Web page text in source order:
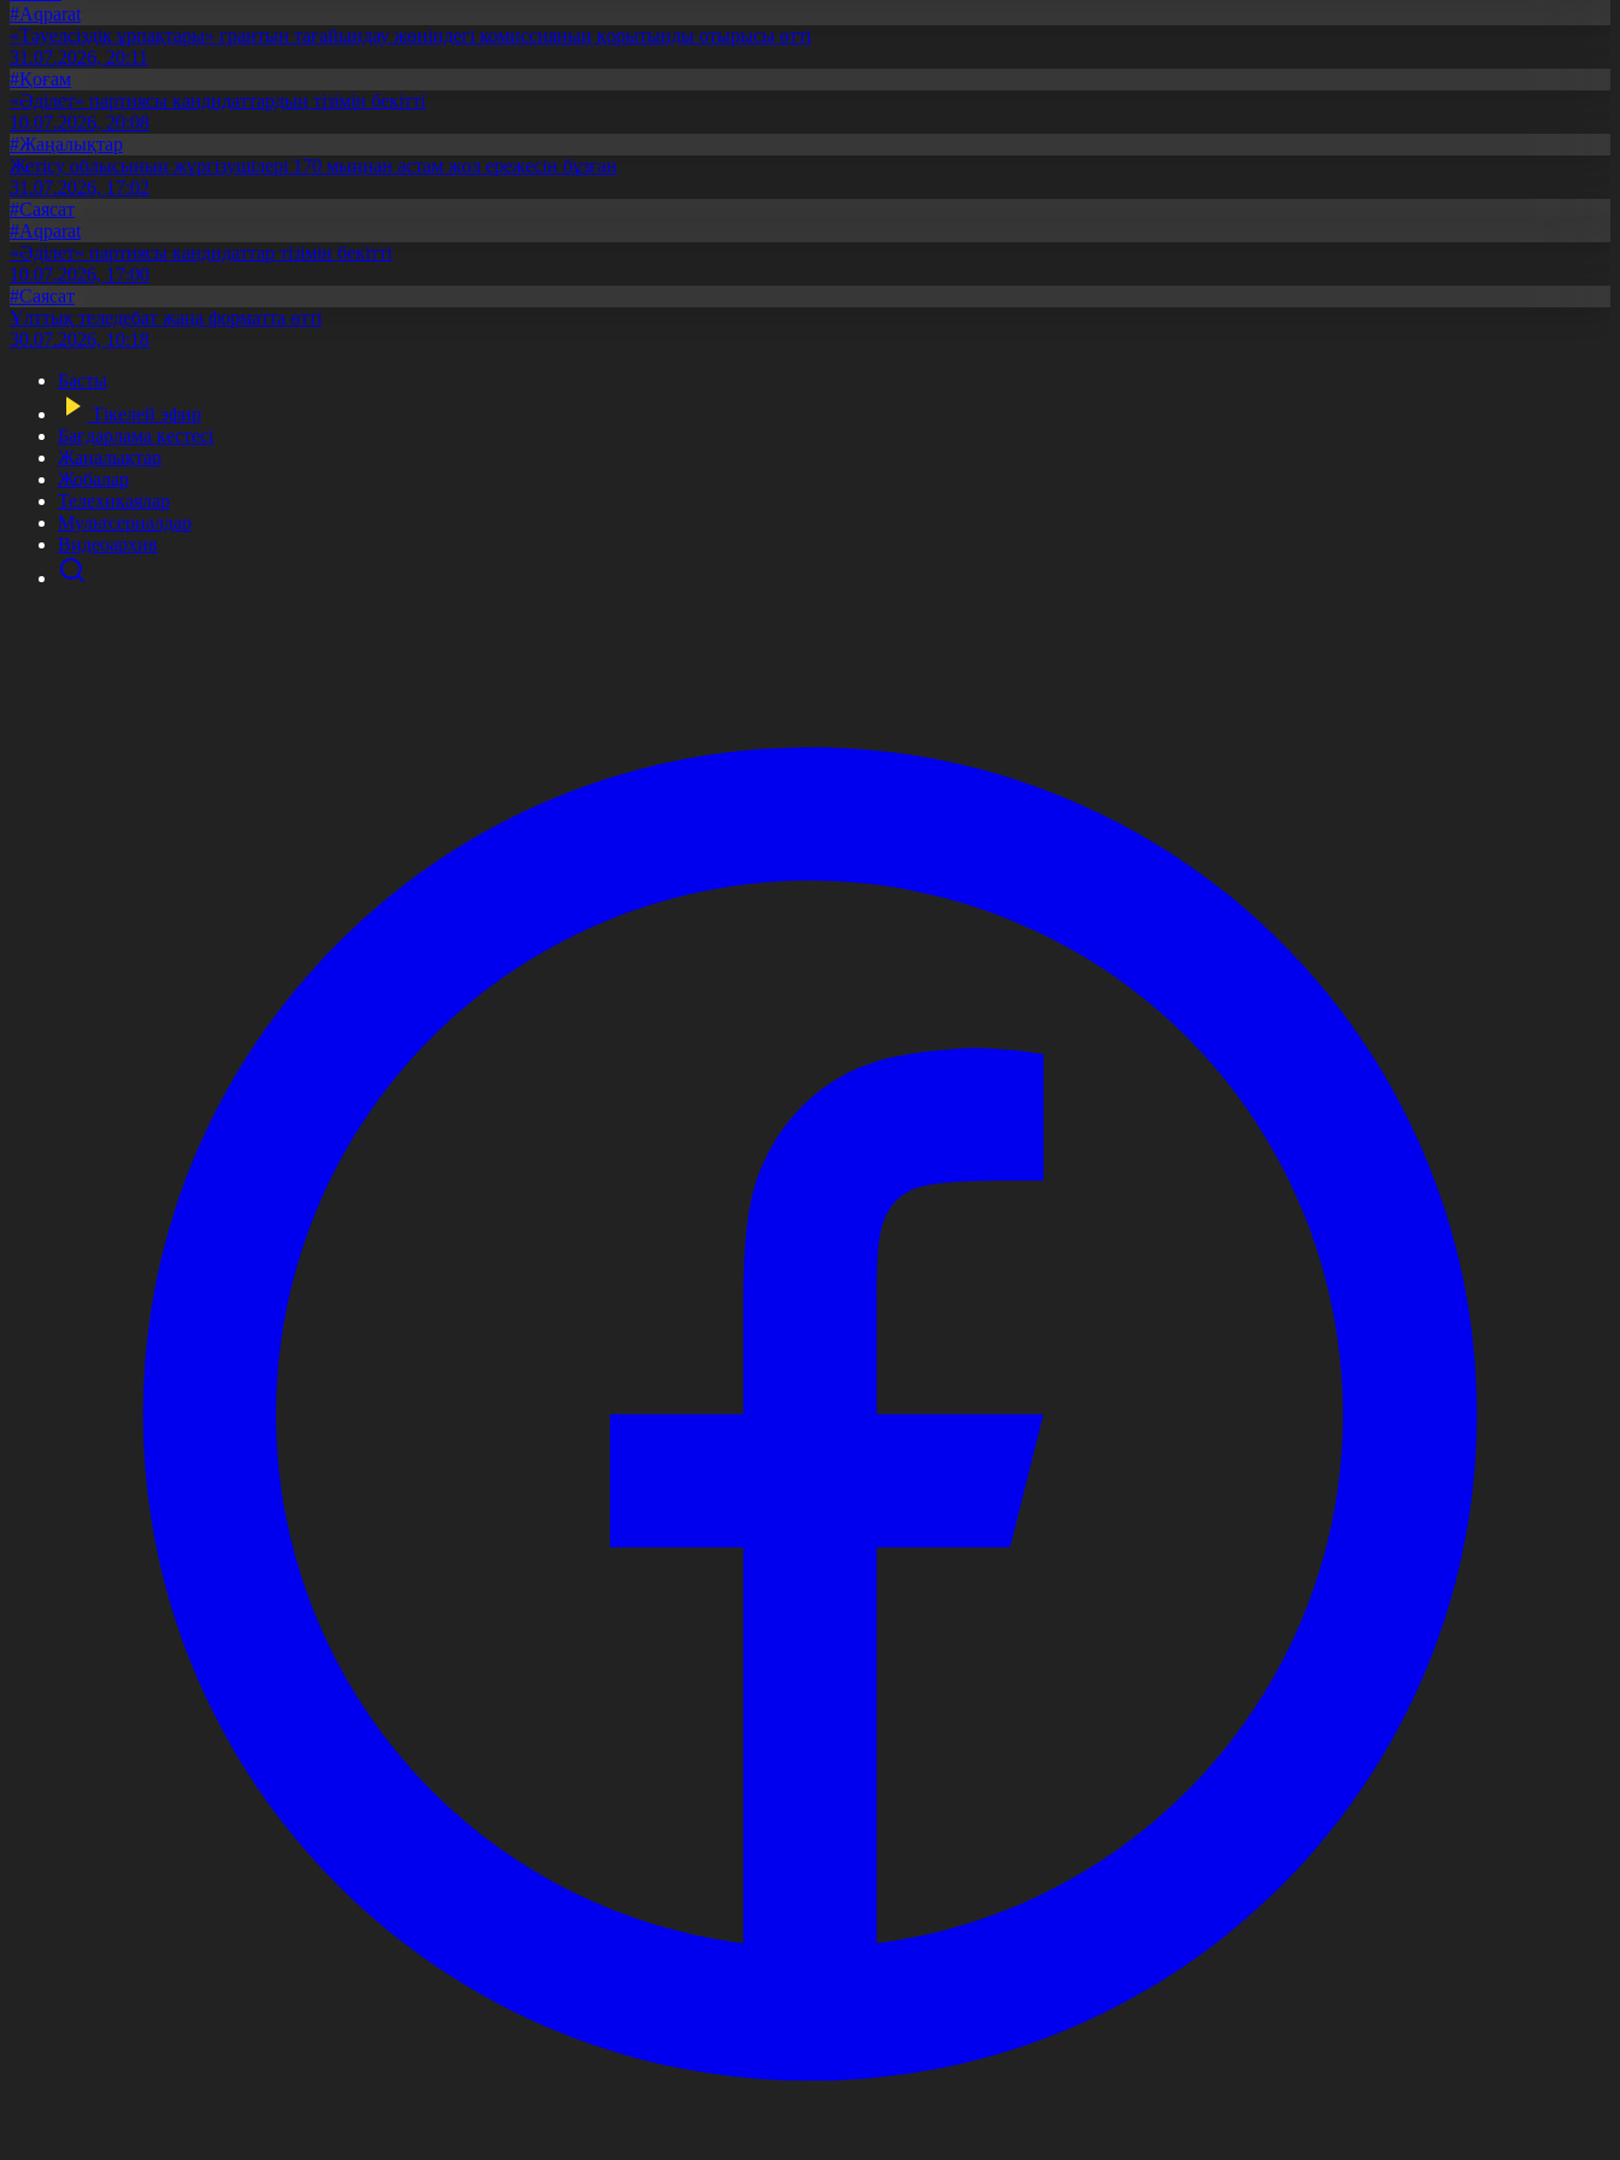
#Aqparat
«Тәуелсіздік ұрпақтары» грантын тағайындау жөніндегі комиссияның қорытынды отырысы өтті
31.07.2026, 20:11
#Қоғам
«Әділет» партиясы кандидаттардың тізімін бекітті
10.07.2026, 20:08
#Жаңалықтар
Жетісу облысының жүргізушілері 170 мыңнан астам жол ережесін бұзған
31.07.2026, 17:02
#Саясат
#Aqparat
«Әділет» партиясы кандидаттар тізімін бекітті
10.07.2026, 17:00
#Саясат
Ұлттық теледебат жаңа форматта өтті
30.07.2026, 10:18
Басты
Тікелей эфир
Бағдарлама кестесі
Жаңалықтар
Жобалар
Телехикаялар
Мультсериалдар
Видеоархив